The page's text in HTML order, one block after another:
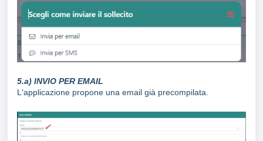
5.a) INVIO PER EMAIL
L'applicazione propone una email già precompilata.